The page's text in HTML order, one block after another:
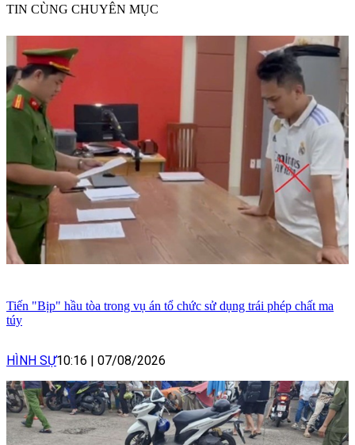
TIN CÙNG CHUYÊN MỤC
Tiến "Bịp" hầu tòa trong vụ án tổ chức sử dụng trái phép chất ma
túy
HÌNH SỰ10:16 07/08/2026